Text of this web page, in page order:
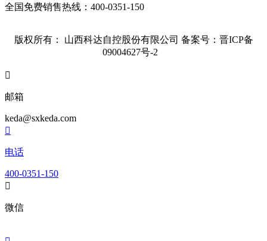
全国免费销售热线：400-0351-150
版权所有： 山西科达自控股份有限公司 备案号：晋ICP备
09004627号-2

邮箱
keda@sxkeda.com

电话
400-0351-150

微信